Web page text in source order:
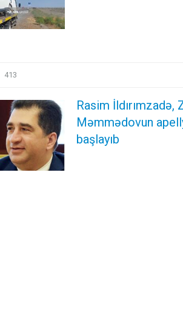
413
Rasim
Məmmədovun
başlayıb